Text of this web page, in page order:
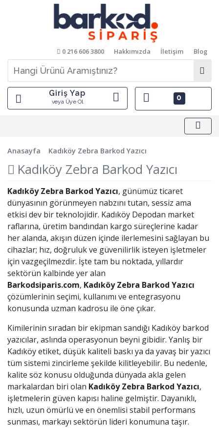
0 216 606 3800 Hakkımızda İletişim Blog
Giriş Yap
veya Üye Ol 0
Anasayfa Kadıköy Zebra Barkod Yazıcı
Kadıköy Zebra Barkod Yazıcı
Kadıköy Zebra Barkod Yazıcı, günümüz ticaret
dünyasının görünmeyen nabzını tutan, sessiz ama
etkisi dev bir teknolojidir. Kadıköy Depodan market
raflarına, üretim bandından kargo süreçlerine kadar
her alanda, akışın düzen içinde ilerlemesini sağlayan bu
cihazlar; hız, doğruluk ve güvenilirlik isteyen işletmeler
için vazgeçilmezdir. İşte tam bu noktada, yıllardır
sektörün kalbinde yer alan
Barkodsiparis.com, KadıköyZebra Barkod Yazıcı
çözümlerinin seçimi, kullanımı ve entegrasyonu
konusunda uzman kadrosu ile öne çıkar.
Kimilerinin sıradan bir ekipman sandığı Kadıköy barkod
yazıcılar, aslında operasyonun beyni gibidir. Yanlış bir
Kadıköy etiket, düşük kaliteli baskı ya da yavaş bir yazıcı
tüm sistemi zincirleme şekilde kilitleyebilir. Bu nedenle,
kalite söz konusu olduğunda dünyada akla gelen
markalardan biri olan KadıköyZebra Barkod Yazıcı,
işletmelerin güven kapısı haline gelmiştir. Dayanıklı,
hızlı, uzun ömürlü ve en önemlisi stabil performans
sunması, markayı sektörün lideri konumuna taşır.